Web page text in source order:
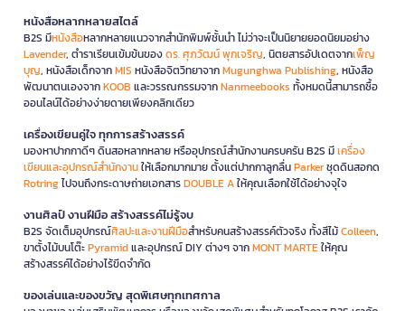
หนังสือหลากหลายสไตล์
B2S มีหนังสือหลากหลายแนวจากสำนักพิมพ์ชั้นนำ ไม่ว่าจะเป็นนิยายยอดนิยมอย่าง
Lavender, ตำราเรียนเข้มข้นของดร. ศุภวัฒน์ พุกเจริญ, นิตยสารอัปเดตจากเพ็ญ
บุญ, หนังสือเด็กจากMIS หนังสือจิตวิทยาจากMugunghwa Publishing, หนังสือ
พัฒนาตนเองจากKOOB และวรรณกรรมจากNanmeebooks ทั้งหมดนี้สามารถซื้อ
ออนไลน์ได้อย่างง่ายดายเพียงคลิกเดียว
เครื่องเขียนคู่ใจ ทุกการสร้างสรรค์
มองหาปากกาดีๆ ดินสอหลากหลาย หรืออุปกรณ์สำนักงานครบครัน B2S มีเครื่อง
เขียนและอุปกรณ์สำนักงานให้เลือกมากมาย ตั้งแต่ปากกาลูกลื่นParkerชุดดินสอกด
Rotringไปจนถึงกระดาษถ่ายเอกสารDOUBLE Aให้คุณเลือกใช้ได้อย่างจุใจ
งานศิลป์ งานฝีมือ สร้างสรรค์ไม่รู้จบ
B2S จัดเต็มอุปกรณ์ศิลปะและงานฝีมือสำหรับคนสร้างสรรค์ตัวจริง ทั้งสีไม้Colleen,
ขาตั้งไม้บนโต๊ะPyramidและอุปกรณ์ DIY ต่างๆ จากMONT MARTEให้คุณ
สร้างสรรค์ได้อย่างไร้ขีดจำกัด
ของเล่นและของขวัญ สุดพิเศษทุกเทศกาล